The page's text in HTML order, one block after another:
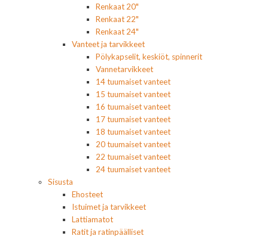
Renkaat 20"
Renkaat 22"
Renkaat 24"
Vanteet ja tarvikkeet
Pölykapselit, keskiöt, spinnerit
Vannetarvikkeet
14 tuumaiset vanteet
15 tuumaiset vanteet
16 tuumaiset vanteet
17 tuumaiset vanteet
18 tuumaiset vanteet
20 tuumaiset vanteet
22 tuumaiset vanteet
24 tuumaiset vanteet
Sisusta
Ehosteet
Istuimet ja tarvikkeet
Lattiamatot
Ratit ja ratinpäälliset